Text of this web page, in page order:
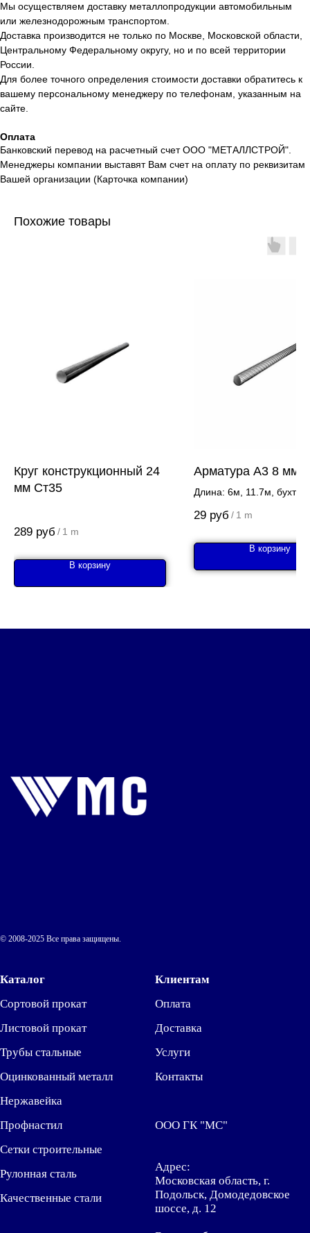
Мы осуществляем доставку металлопродукции автомобильным
или железнодорожным транспортом.
Доставка производится не только по Москве, Московской области,
Центральному Федеральному округу, но и по всей территории
России.
Для более точного определения стоимости доставки обратитесь к
вашему персональному менеджеру по телефонам, указанным на
сайте.
Оплата
Банковский перевод на расчетный счет ООО "МЕТАЛЛСТРОЙ".
Менеджеры компании выставят Вам счет на оплату по реквизитам
Вашей организации (Карточка компании)
Похожие товары
Круг конструкционный 24
мм Ст35
289 руб / 1 m
В корзину
Арматура А3 8 мм
Длина: 6м, 11.7м, бухта
29 руб / 1 m
В корзину
© 2008-2025 Все права защищены.
Каталог
Сортовой прокат
Листовой прокат
Трубы стальные
Оцинкованный металл
Нержавейка
Профнастил
Сетки строительные
Рулонная сталь
Качественные стали
Клиентам
Оплата
Доставка
Услуги
Контакты
ООО ГК "МС"
Адрес:
Московская область, г.
Подольск, Домодедовское
шоссе, д. 12